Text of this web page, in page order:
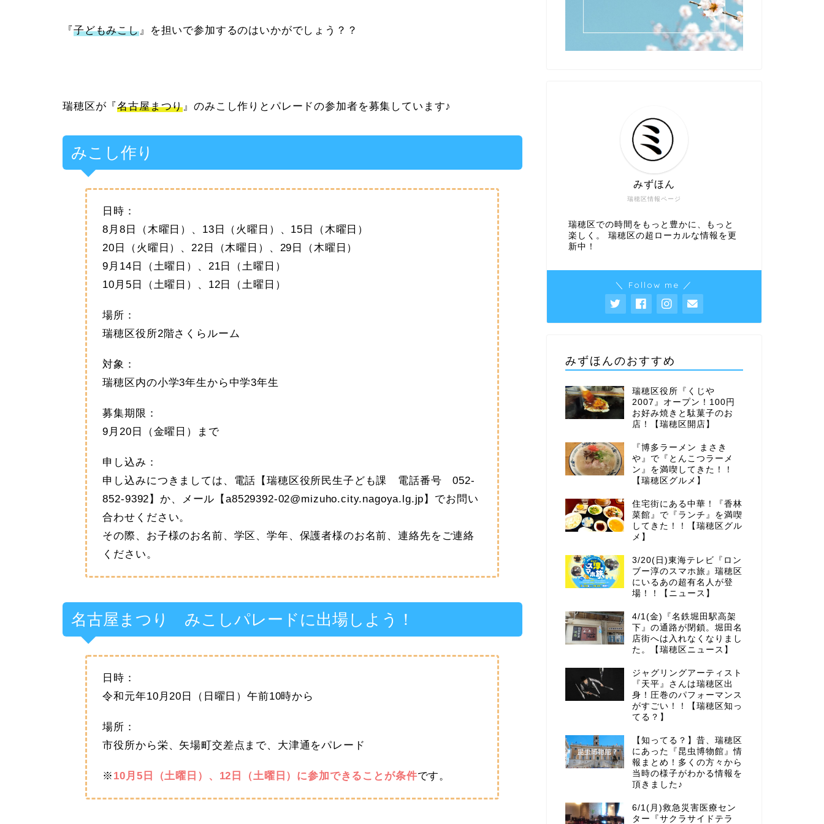
『子どもみこし』を担いで参加するのはいかがでしょう？？
瑞穂区が『名古屋まつり 』のみこし作りとパレードの参加者を募集しています♪
みこし作り
日時：
8月8日（木曜日）、13日（火曜日）、15日（木曜日）
20日（火曜日）、22日（木曜日）、29日（木曜日）
9月14日（土曜日）、21日（土曜日）
10月5日（土曜日）、12日（土曜日）
場所：
瑞穂区役所2階さくらルーム
対象：
瑞穂区内の小学3年生から中学3年生
募集期限：
9月20日（金曜日）まで
申し込み：
申し込みにつきましては、電話【瑞穂区役所民生子ども課 電話番号 052-
852-9392】か、メール【a8529392-02@mizuho.city.nagoya.lg.jp】でお問い
合わせください。
その際、お子様のお名前、学区、学年、保護者様のお名前、連絡先をご連絡
ください。
名古屋まつり みこしパレードに出場しよう！
日時：
令和元年10月20日（日曜日）午前10時から
場所：
市役所から栄、矢場町交差点まで、大津通をパレード
※ 10月5日（土曜日）、12日（土曜日）に参加できることが条件です。
瑞穂区情報ページ
みずほん
瑞穂区での時間をもっと豊かに、もっと
楽しく。 瑞穂区の超ローカルな情報を更
新中！
＼ Follow me ／
みずほんのおすすめ
瑞穂区役所『くじや
2007』オープン！100円
お好み焼きと駄菓子のお
店！【瑞穂区開店】
『博多ラーメン まさき
や』で『とんこつラーメ
ン』を満喫してきた！！
【瑞穂区グルメ】
住宅街にある中華！『香林
菜館』で『ランチ』を満喫
してきた！！【瑞穂区グル
メ】
3/20(日)東海テレビ『ロン
ブー淳のスマホ旅』瑞穂区
にいるあの超有名人が登
場！！【ニュース】
4/1(金)『名鉄堀田駅高架
下』の通路が閉鎖。堀田名
店街へは入れなくなりまし
た。【瑞穂区ニュース】
ジャグリングアーティスト
『天平』さんは瑞穂区出
身！圧巻のパフォーマンス
がすごい！！【瑞穂区知っ
てる？】
【知ってる？】昔、瑞穂区
にあった『昆虫博物館』情
報まとめ！多くの方々から
当時の様子がわかる情報を
頂きました♪
6/1(月)救急災害医療セン
ター『サクラサイドテラ